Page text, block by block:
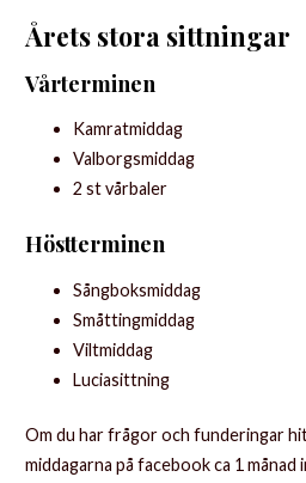
Årets stora sittningar
Vårterminen
Kamratmiddag
Valborgsmiddag
2 st vårbaler
Höstterminen
Sångboksmiddag
Småttingmiddag
Viltmiddag
Luciasittning
Om du har frågor och funderingar
middagarna på facebook ca 1 månad